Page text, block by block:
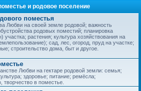
и родовое поселение
поместья
Любви на своей земле родовой; важность
родовых поместий; планировка
растения; культура хозяйствования на
сад, лес, огород, пруд на участке;
строительство дома, быт и другое.
Любви на гектаре родовой земли: семья;
здоровье; питание; ремёсла;
творчество в поместье.